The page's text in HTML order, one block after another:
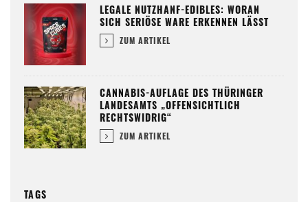
LEGALE NUTZHANF-EDIBLES: WORAN
SICH SERIÖSE WARE ERKENNEN LÄSST
ZUM ARTIKEL
CANNABIS-AUFLAGE DES THÜRINGER
LANDESAMTS „OFFENSICHTLICH
RECHTSWIDRIG“
ZUM ARTIKEL
TAGS